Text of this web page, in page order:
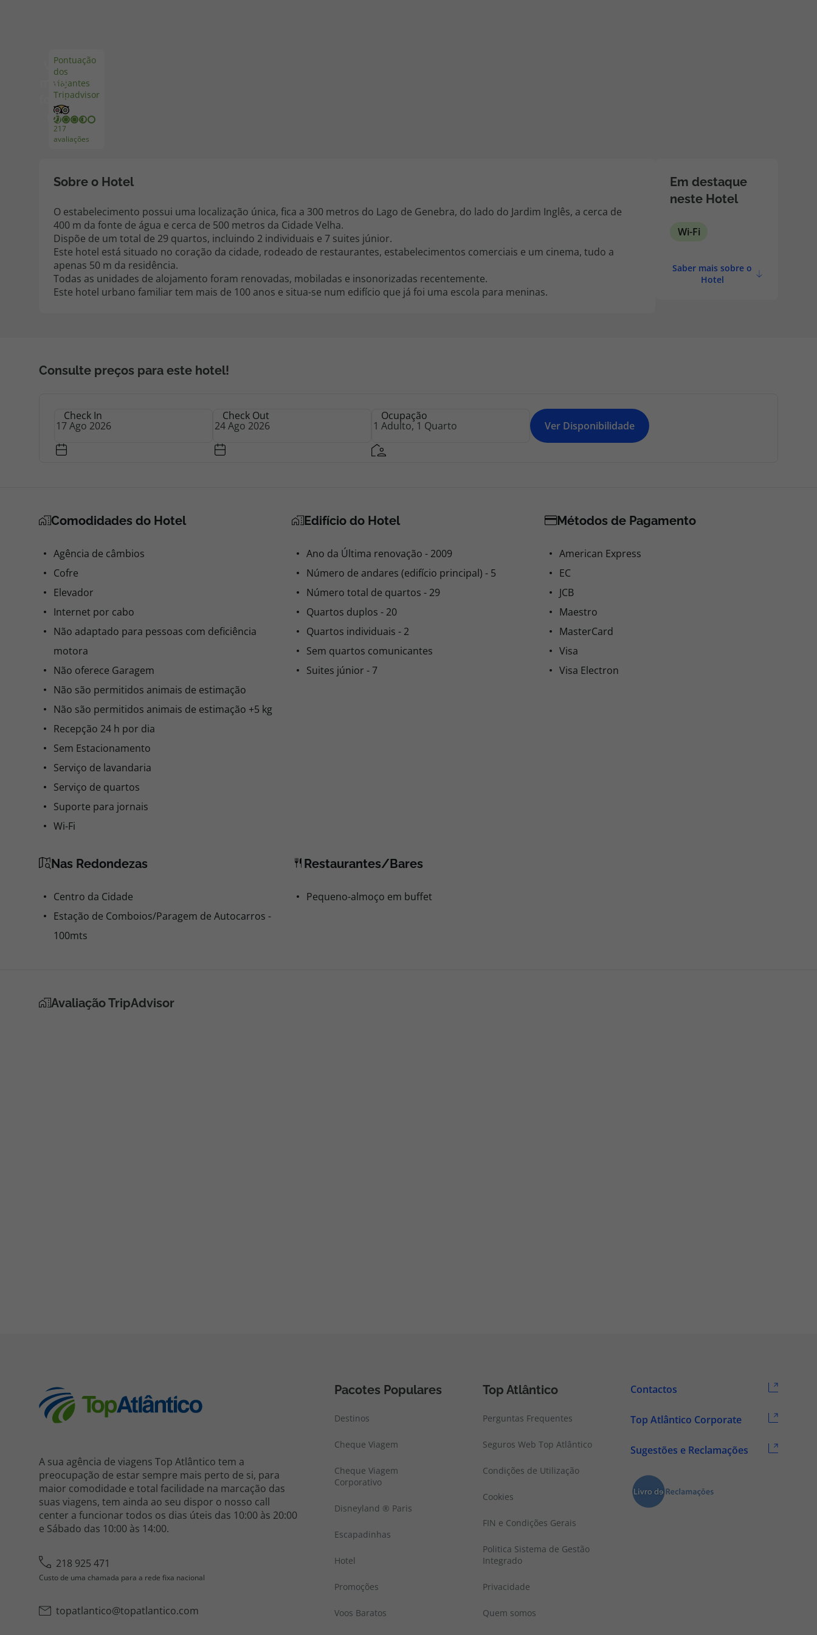
Disneyland ® Paris
Pontuação
dos
viajantes
Tripadvisor
217
avaliações
Ver
mais
fotos
(6)
Sobre o Hotel
O estabelecimento possui uma localização única, fica a 300 metros do Lago de Genebra, do lado do Jardim Inglês, a cerca de
400 m da fonte de água e cerca de 500 metros da Cidade Velha.
Dispõe de um total de 29 quartos, incluindo 2 individuais e 7 suites júnior.
Este hotel está situado no coração da cidade, rodeado de restaurantes, estabelecimentos comerciais e um cinema, tudo a
apenas 50 m da residência.
Todas as unidades de alojamento foram renovadas, mobiladas e insonorizadas recentemente.
Este hotel urbano familiar tem mais de 100 anos e situa-se num edifício que já foi uma escola para meninas.
Em destaque
neste Hotel
Wi-Fi
Saber mais sobre o
Hotel
Consulte preços para este hotel!
Check In Check Out Ocupação
Ver Disponibilidade
Comodidades do Hotel
Agência de câmbios
Cofre
Elevador
Internet por cabo
Não adaptado para pessoas com deficiência
motora
Não oferece Garagem
Não são permitidos animais de estimação
Não são permitidos animais de estimação +5 kg
Recepção 24 h por dia
Sem Estacionamento
Serviço de lavandaria
Serviço de quartos
Suporte para jornais
Wi-Fi
Edifício do Hotel
Ano da Última renovação - 2009
Número de andares (edifício principal) - 5
Número total de quartos - 29
Quartos duplos - 20
Quartos individuais - 2
Sem quartos comunicantes
Suites júnior - 7
Métodos de Pagamento
American Express
EC
JCB
Maestro
MasterCard
Visa
Visa Electron
Nas Redondezas
Centro da Cidade
Estação de Comboios/Paragem de Autocarros -
100mts
Restaurantes/Bares
Pequeno-almoço em buffet
Avaliação TripAdvisor
A sua agência de viagens Top Atlântico tem a
preocupação de estar sempre mais perto de si, para
maior comodidade e total facilidade na marcação das
suas viagens, tem ainda ao seu dispor o nosso call
center a funcionar todos os dias úteis das 10:00 às 20:00
e Sábado das 10:00 às 14:00.
218 925 471
Custo de uma chamada para a rede fixa nacional
topatlantico@topatlantico.com
Pacotes Populares
Destinos
Cheque Viagem
Cheque Viagem
Corporativo
Disneyland ® Paris
Escapadinhas
Hotel
Promoções
Voos Baratos
Top Atlântico
Perguntas Frequentes
Seguros Web Top Atlântico
Condições de Utilização
Cookies
FIN e Condições Gerais
Politica Sistema de Gestão
Integrado
Privacidade
Quem somos
Contactos
Top Atlântico Corporate
Sugestões e Reclamações